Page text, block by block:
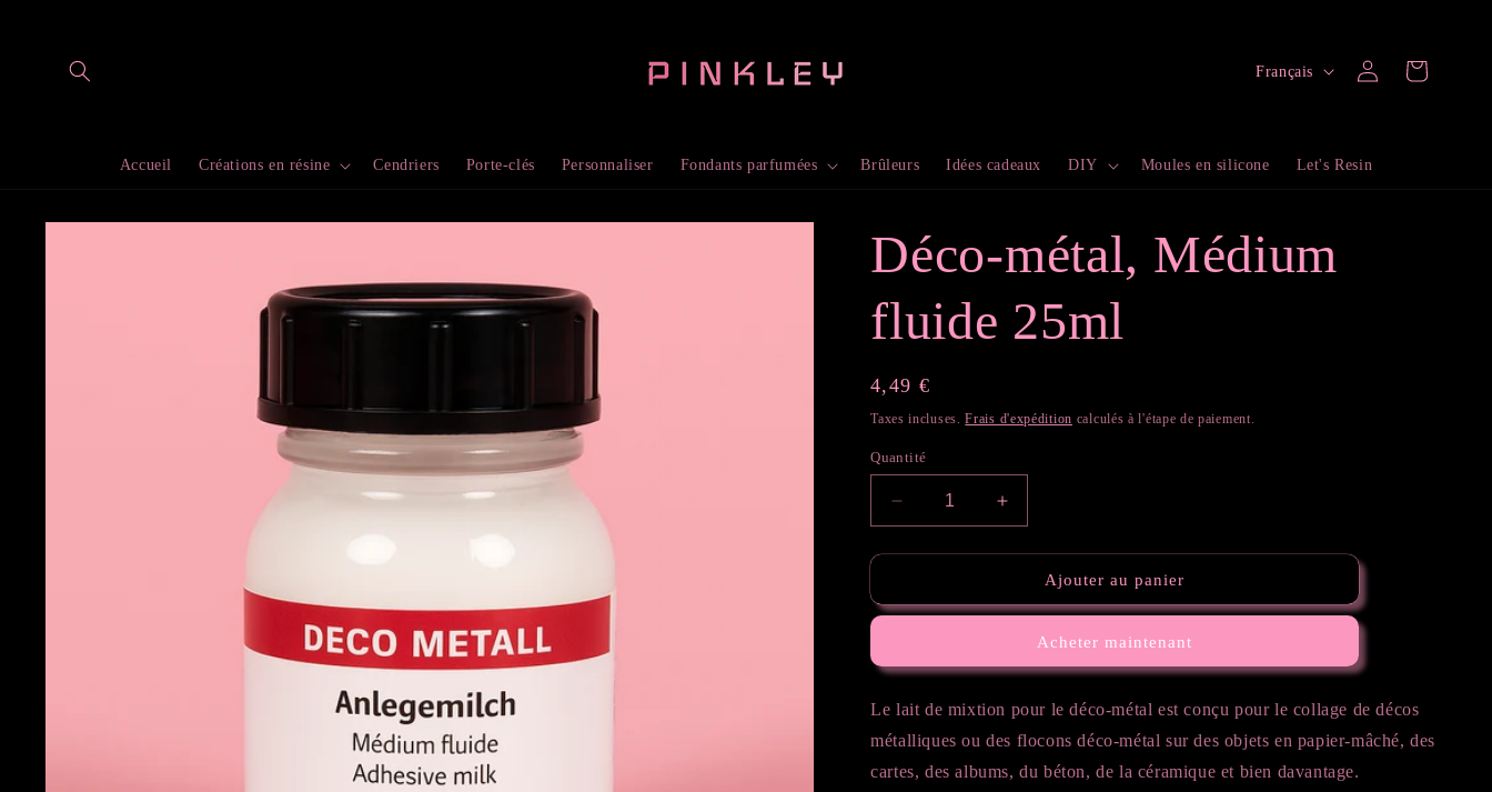
contenu
Accueil Créations en résine Cendriers Porte-clés Personnaliser Fondants parfumées Brûleurs Idées cadeaux DIY Moules en silicone Let's Resin
L
e
Français Connexion Panier
Passer aux
Déco-métal, Médium
fluide 25ml
Prix
habituel
4,49 €
Taxes incluses.Frais d'expédition calculés à l'étape de paiement.
Quantité
Réduire
la
quantité
Déco-
fluide
Augmenter
la
quantité
Déco-
Médium
fluide
Ajouter au panier
Acheter maintenant
Le lait de mixtion pour le déco-métal est conçu pour le collage de décos
métalliques ou des flocons déco-métal sur des objets en papier-mâché, des
cartes, des albums, du béton, de la céramique et bien davantage.